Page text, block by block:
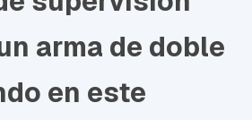
arma de doble
en este